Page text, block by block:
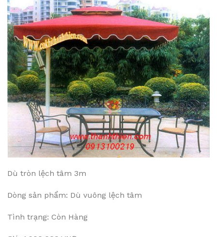
Dù tròn lệch tâm 3m
Dòng sản phẩm: Dù vuông lệch tâm
Tình trạng: Còn Hàng